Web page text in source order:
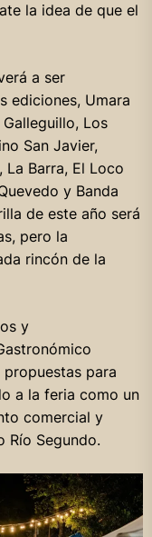
la idea de que el
a ser
ediciones, Umara
Los
San Javier,
La Barra, El Loco
y Banda
de este año será
pero la
rincón de la
y
para
a la feria como un
comercial y
Río Segundo.